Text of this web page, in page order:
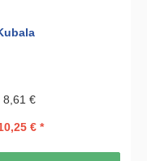
8,61 €
€ *